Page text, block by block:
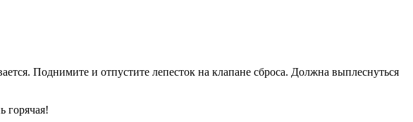
Поднимите и отпустите лепесток на клапане сброса. Должна выплеснуться
горячая!